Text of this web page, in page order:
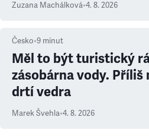
Zuzana Machálková•4. 8. 2026
Česko•9 minut
Měl to být turistický
zásobárna vody. Příliš
drtí vedra
Marek Švehla•4. 8. 2026